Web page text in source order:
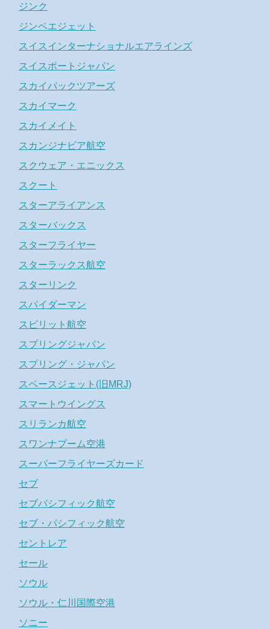
ジンク
ジンベエジェット
スイスインターナショナルエアラインズ
スイスポートジャパン
スカイパックツアーズ
スカイマーク
スカイメイト
スカンジナビア航空
スクウェア・エニックス
スクート
スターアライアンス
スターバックス
スターフライヤー
スターラックス航空
スターリンク
スパイダーマン
スピリット航空
スプリングジャパン
スプリング・ジャパン
スペースジェット(旧MRJ)
スマートウイングス
スリランカ航空
スワンナプーム空港
スーパーフライヤーズカード
セブ
セブパシフィック航空
セブ・パシフィック航空
セントレア
セール
ソウル
ソウル・仁川国際空港
ソニー